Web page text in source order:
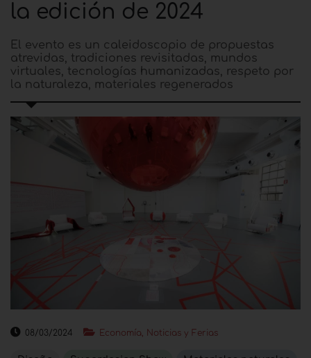
la edición de 2024
El evento es un caleidoscopio de propuestas
atrevidas, tradiciones revisitadas, mundos
virtuales, tecnologías humanizadas, respeto por
la naturaleza, materiales regenerados
08/03/2024 Economía, Noticias y Ferias